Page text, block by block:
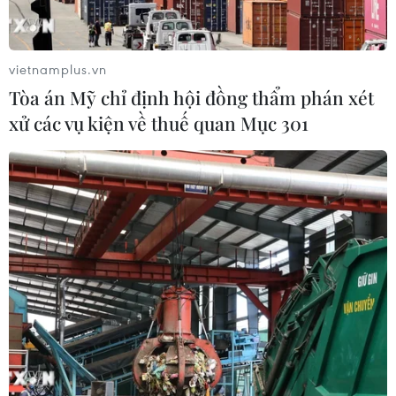
thành kính tri ân các anh hùng liệt sỹ
27/07/2026 08:04
Kiều bào tại Đức tổ chức Lễ cầu siêu,
tri ân các Anh hùng liệt sỹ
26/07/2026 22:53
Thêm mái nhà chung kết nối cộng
đồng người Việt Nam tại Hàn Quốc
26/07/2026 14:59
Diễn đàn tại Nhật Bản chia sẻ tư duy
đầu tư dài hạn cho người Việt trẻ
vietnamplus.vn
Tòa án Mỹ chỉ định hội đồng thẩm phán xét
xử các vụ kiện về thuế quan Mục 301